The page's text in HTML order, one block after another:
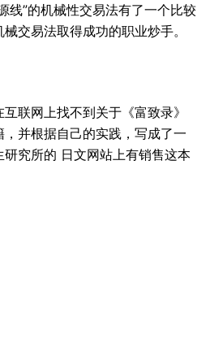
线”的机械性交易法有了一个比较
交易法取得成功的职业炒手。
联网上找不到关于《富致录》
并根据自己的实践，写成了一
究所的 日文网站上有销售这本